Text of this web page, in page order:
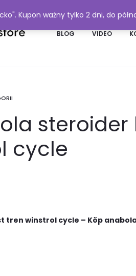
BLOG VIDEO
steroider
cycle
tren winstrol cycle – Köp
Kupon ważny tylko 2 dni, do